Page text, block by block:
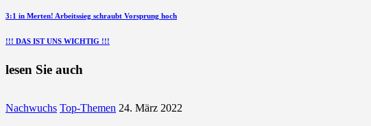
Beitragsnavigation
vorherigen
3:1 in Merten! Arbeitssieg schraubt Vorsprung hoch
nächsten
!!! DAS IST UNS WICHTIG !!!
lesen Sie auch
Nachwuchs Top-Themen 24. März 2022